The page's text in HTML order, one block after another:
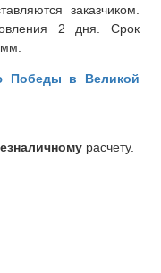
заказчиком.
2 дня. Срок
Победы в Великой
расчету.